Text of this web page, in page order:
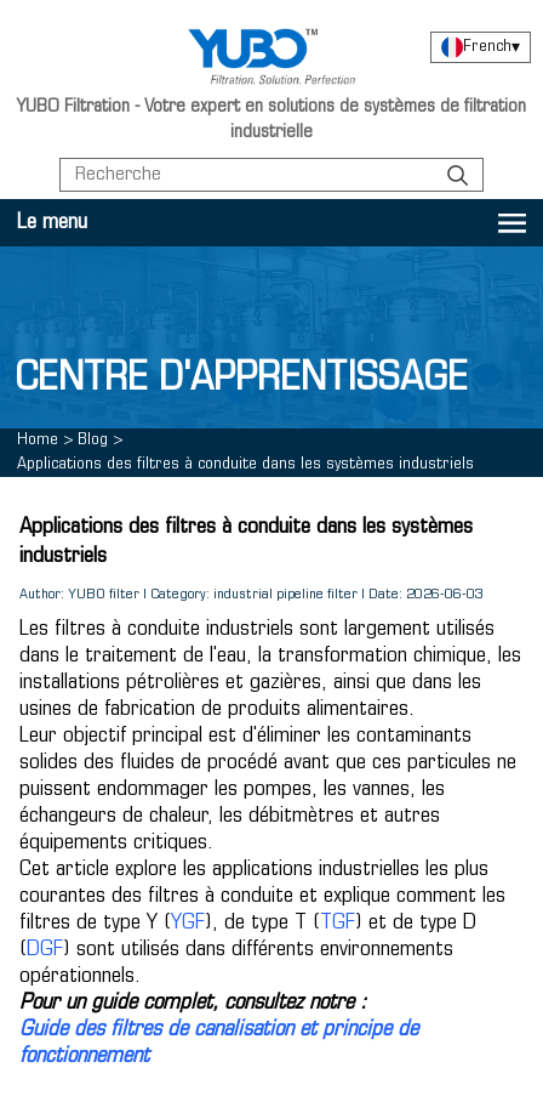
YUBO Filtration - Votre expert en solutions de systèmes de filtration
industrielle
French▾
Le menu
CENTRE D'APPRENTISSAGE
Home > Blog >
Applications des filtres à conduite dans les systèmes industriels
Applications des filtres à conduite dans les systèmes
industriels
Author: YUBO filter | Category: industrial pipeline filter | Date: 2026-06-03
Les filtres à conduite industriels sont largement utilisés
dans le traitement de l'eau, la transformation chimique, les
installations pétrolières et gazières, ainsi que dans les
usines de fabrication de produits alimentaires.
Leur objectif principal est d'éliminer les contaminants
solides des fluides de procédé avant que ces particules ne
puissent endommager les pompes, les vannes, les
échangeurs de chaleur, les débitmètres et autres
équipements critiques.
Cet article explore les applications industrielles les plus
courantes des filtres à conduite et explique comment les
filtres de type Y (YGF), de type T ( TGF) et de type D
(DGF) sont utilisés dans différents environnements
opérationnels.
Pour un guide complet, consultez notre :
Guide des filtres de canalisation et principe de
fonctionnement